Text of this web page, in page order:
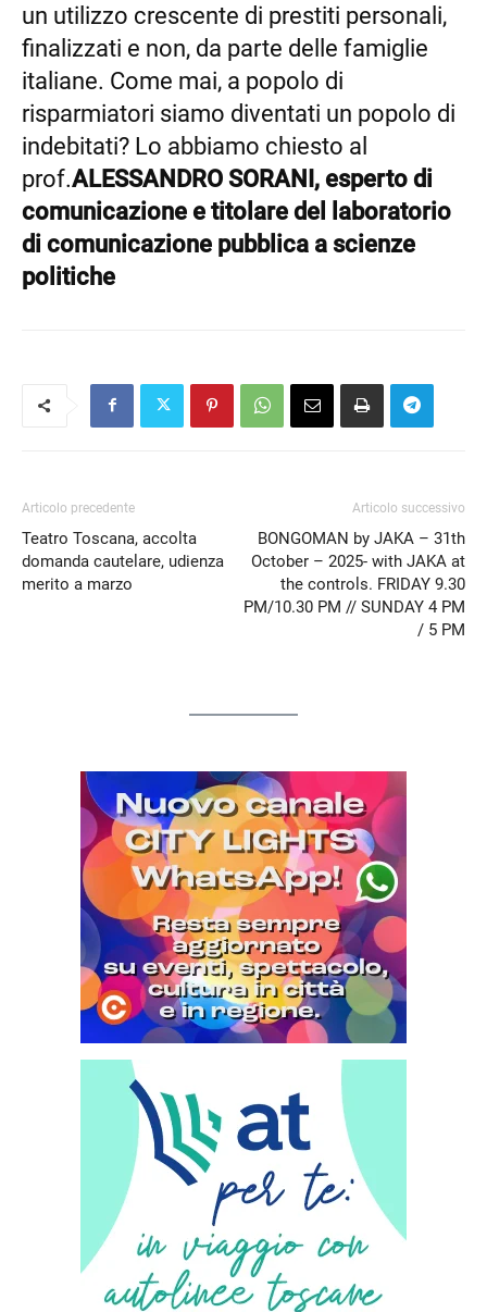
un utilizzo crescente di prestiti personali,
finalizzati e non, da parte delle famiglie
italiane. Come mai, a popolo di
risparmiatori siamo diventati un popolo di
indebitati? Lo abbiamo chiesto al
prof.ALESSANDRO SORANI, esperto di
comunicazione e titolare del laboratorio
di comunicazione pubblica a scienze
politiche
Articolo precedente
Teatro Toscana, accolta
domanda cautelare, udienza
merito a marzo
Articolo successivo
BONGOMAN by JAKA – 31th
October – 2025- with JAKA at
the controls. FRIDAY 9.30
PM/10.30 PM // SUNDAY 4 PM
/ 5 PM